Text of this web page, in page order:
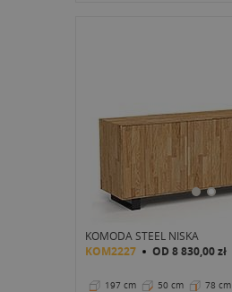
KOMODA STEEL NISKA
KOM2227 OD 8 830,00 zł
197 cm 50 cm 78 cm